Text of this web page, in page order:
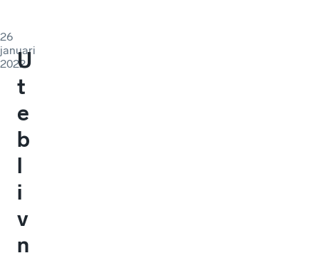
26
januari
2022U
t
e
b
l
i
v
n